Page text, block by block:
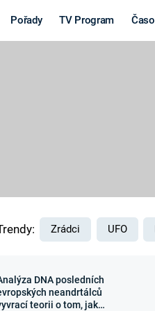
Pořady TV Program
Výročí
Zrádci UFO
DNA posledních
neandrtálců
teorii o tom, jak